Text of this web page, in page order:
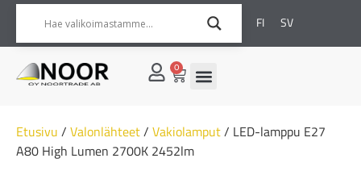
FI SV
0
Etusivu / Valonlähteet/ Vakiolamput/ LED-lamppu E27
A80 High Lumen 2700K 2452lm